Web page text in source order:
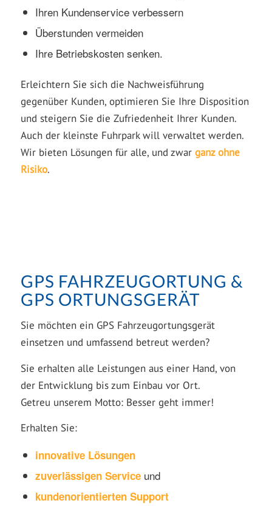
Ihren Kundenservice verbessern
Überstunden vermeiden
Ihre Betriebskosten senken.
Erleichtern Sie sich die Nachweisführung
gegenüber Kunden, optimieren Sie Ihre Disposition
und steigern Sie die Zufriedenheit Ihrer Kunden.
Auch der kleinste Fuhrpark will verwaltet werden.
Wir bieten Lösungen für alle, und zwar ganz ohne
Risiko.
GPS FAHRZEUGORTUNG &
GPS ORTUNGSGERÄT
Sie möchten ein GPS Fahrzeugortungsgerät
einsetzen und umfassend betreut werden?
Sie erhalten alle Leistungen aus einer Hand, von
der Entwicklung bis zum Einbau vor Ort.
Getreu unserem Motto: Besser geht immer!
Erhalten Sie:
innovative Lösungen
zuverlässigen Serviceund
kundenorientierten Support